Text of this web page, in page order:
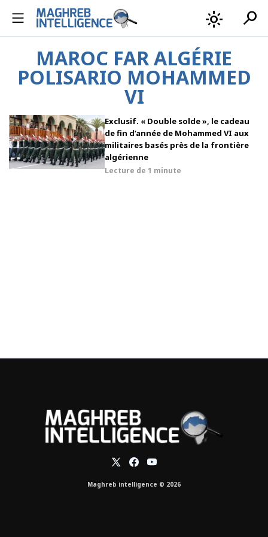
light_mode search
MAROC FAR ALGÉRIE
POLISARIO MOHAMMED
VI
Exclusif. « Double solde », le cadeau
de fin d’année de Mohammed VI aux
militaires basés près de la frontière
algérienne
Lecture de 1 minute
Maghreb intelligence © 2026